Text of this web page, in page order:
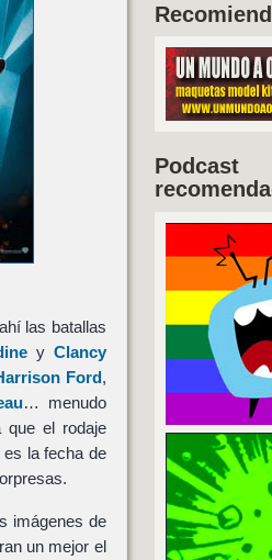
las batallas
y Clancy
Ford,
… menudo
que el rodaje
es la fecha de
imágenes de
un mejor el
Podcast